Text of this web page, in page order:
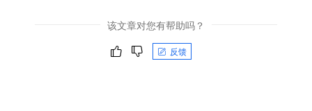
该文章对您有帮助吗？
反馈